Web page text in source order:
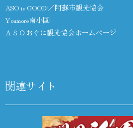
ASO is GOOD!／阿蘇市観光協会
Youmore南小国
ＡＳＯおぐに観光協会ホームページ
関連サイト